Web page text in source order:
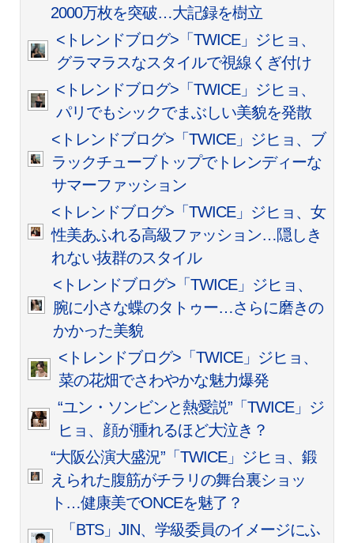
2000万枚を突破…大記録を樹立
<トレンドブログ>「TWICE」ジヒョ、
グラマラスなスタイルで視線くぎ付け
<トレンドブログ>「TWICE」ジヒョ、
パリでもシックでまぶしい美貌を発散
<トレンドブログ>「TWICE」ジヒョ、ブ
ラックチューブトップでトレンディーな
サマーファッション
<トレンドブログ>「TWICE」ジヒョ、女
性美あふれる高級ファッション…隠しき
れない抜群のスタイル
<トレンドブログ>「TWICE」ジヒョ、
腕に小さな蝶のタトゥー…さらに磨きの
かかった美貌
<トレンドブログ>「TWICE」ジヒョ、
菜の花畑でさわやかな魅力爆発
“ユン・ソンビンと熱愛説”「TWICE」ジ
ヒョ、顔が腫れるほど大泣き？
“大阪公演大盛況”「TWICE」ジヒョ、鍛
えられた腹筋がチラリの舞台裏ショッ
ト…健康美でONCEを魅了？
「BTS」JIN、学級委員のイメージにふ